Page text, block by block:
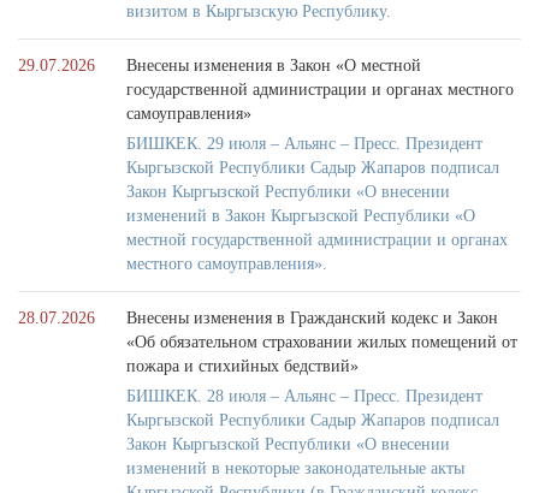
визитом в Кыргызскую Республику.
29.07.2026
Внесены изменения в Закон «О местной
государственной администрации и органах местного
самоуправления»
БИШКЕК. 29 июля – Альянс – Пресс. Президент
Кыргызской Республики Садыр Жапаров подписал
Закон Кыргызской Республики «О внесении
изменений в Закон Кыргызской Республики «О
местной государственной администрации и органах
местного самоуправления».
28.07.2026
Внесены изменения в Гражданский кодекс и Закон
«Об обязательном страховании жилых помещений от
пожара и стихийных бедствий»
БИШКЕК. 28 июля – Альянс – Пресс. Президент
Кыргызской Республики Садыр Жапаров подписал
Закон Кыргызской Республики «О внесении
изменений в некоторые законодательные акты